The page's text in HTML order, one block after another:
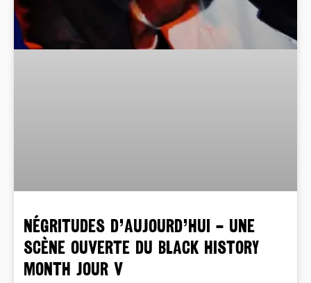
NÉGRITUDES D’AUJOURD’HUI – une
scène ouverte du Black History
Month Jour V